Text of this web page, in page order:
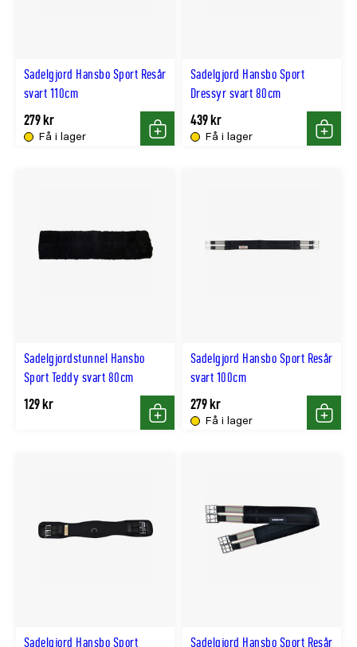
Sadelgjord Hansbo Sport Resår
svart 110cm
Få i lager
279 kr
Köp
Sadelgjord Hansbo Sport
Dressyr svart 80cm
Få i lager
439 kr
Köp
Sadelgjordstunnel Hansbo
Sport Teddy svart 80cm
129 kr
Köp
Sadelgjord Hansbo Sport Resår
svart 100cm
Få i lager
279 kr
Köp
Sadelgjord Hansbo Sport Sadelgjord Hansbo Sport Resår